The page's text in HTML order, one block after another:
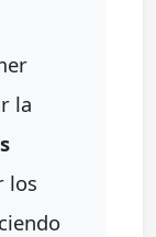
la
los